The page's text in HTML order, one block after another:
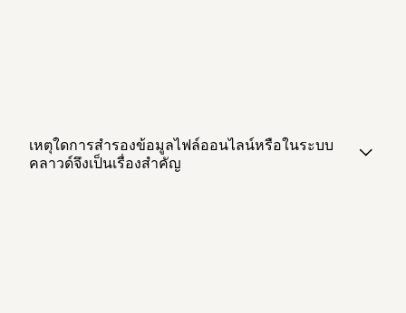
เหตุใดการสำรองข้อมูลไฟล์ออนไลน์หรือในระบบ
คลาวด์จึงเป็นเรื่องสำคัญ